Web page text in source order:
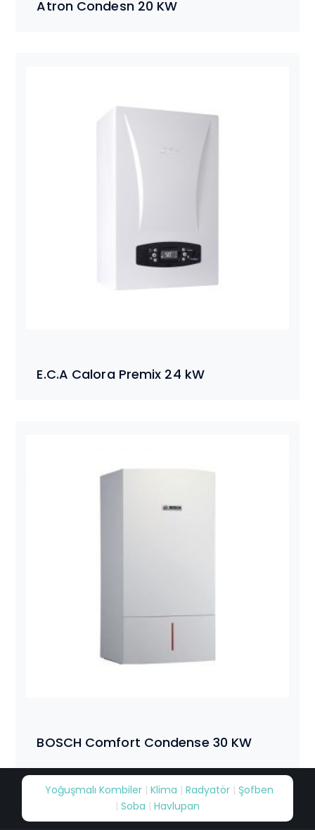
Atron Condesn 20 KW
E.C.A Calora Premix 24 kW
BOSCH Comfort Condense 30 KW
Yoğuşmalı Kombiler| Klima | Radyatör| Şofben
| Soba | Havlupan